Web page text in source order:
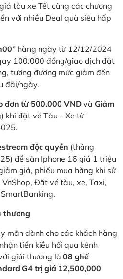
tàu xe Tết cùng các chương
với nhiều Deal quà siêu hấp
hàng ngày từ 12/12/2024
100.000 đồng/giao dịch đặt
tương đương mức giảm đến
đãi/ngày.
đơn từ 500.000 VND và Giảm
khi đặt vé Tàu – Xe từ
độc quyền (tháng
để săn Iphone 16 giá 1 triệu
giá, phiếu mua hàng khi sử
Đặt vé tàu, xe, Taxi,
thương
mắn dành cho các khách hàng
tiền kiều hối qua kênh
giải thưởng là 08 ghế
G4 trị giá 12,500,000